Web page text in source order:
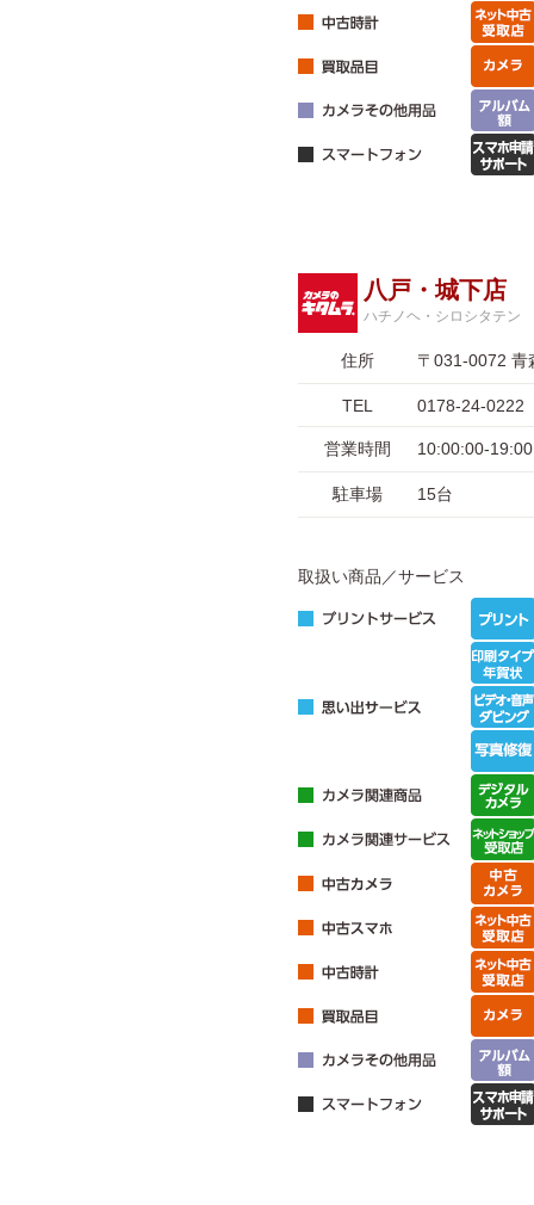
八戸・城下店
ハチノヘ・シロシタテン
住所 〒031-0072 青
TEL 0178-24-0222
営業時間 10:00:00-
駐車場 15台
取扱い商品／サービス